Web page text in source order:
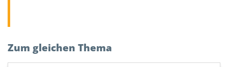
Zum gleichen Thema